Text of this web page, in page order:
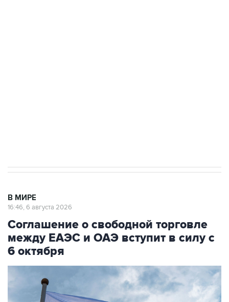
В МИРЕ
16:46, 6 августа 2026
Соглашение о свободной торговле
между ЕАЭС и ОАЭ вступит в силу с
6 октября